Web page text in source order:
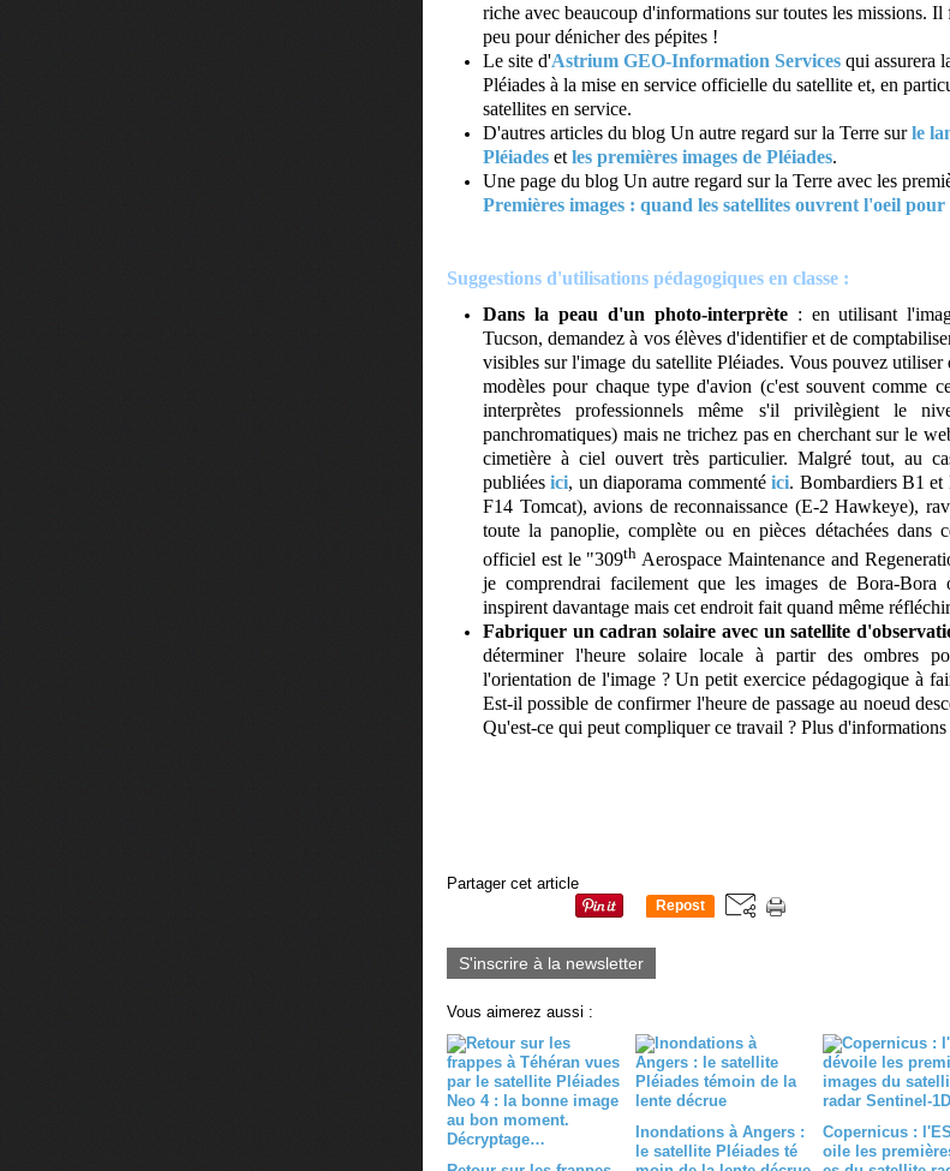
riche avec beaucoup d'informations sur toutes les missions.
peu pour dénicher des pépites !
Le site d'Astrium GEO-Information Services qui assurera
Pléiades à la mise en service officielle du satellite et, en
satellites en service.
D'autres articles du blog Un autre regard sur la Terre surle
Pléiades et les premières images de Pléiades.
Une page du blog Un autre regard sur la Terre avec les
Premières images : quand les satellites ouvrent l'oeil
Suggestions d'utilisations pédagogiques en classe :
Dans la peau d'un photo-interprète: en utilisant
Tucson, demandez à vos élèves d'identifier et de
visibles sur l'image du satellite Pléiades. Vous pouvez utiliser
modèles pour chaque type d'avion (c'est souvent comme
interprètes professionnels même s'il privilègient le
panchromatiques) mais ne trichez pas en cherchant sur le
cimetière à ciel ouvert très particulier. Malgré tout, au
publiéesici, un diaporama commentéici. Bombardiers B1 et
F14 Tomcat), avions de reconnaissance (E-2 Hawkeye),
toute la panoplie, complète ou en pièces détachées
officiel est le "309th Aerospace Maintenance and
je comprendrai facilement que les images de Bora-
inspirent davantage mais cet endroit fait quand même
Fabriquer un cadran solaire avec un satellite
déterminer l'heure solaire locale à partir des ombres
l'orientation de l'image ? Un petit exercice pédagogique à
Est-il possible de confirmer l'heure de passage au noeud
Qu'est-ce qui peut compliquer ce travail ? Plus
Partager cet article
Repost
S'inscrire à la newsletter
Vous aimerez aussi :
Inondations à Angers :
le satellite Pléiades té
Copernicus :
oile les